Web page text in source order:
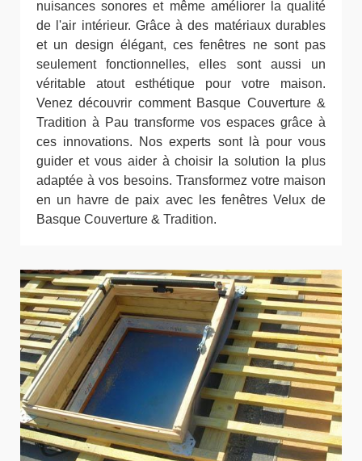
nuisances sonores et même améliorer la qualité
de l'air intérieur. Grâce à des matériaux durables
et un design élégant, ces fenêtres ne sont pas
seulement fonctionnelles, elles sont aussi un
véritable atout esthétique pour votre maison.
Venez découvrir comment Basque Couverture &
Tradition à Pau transforme vos espaces grâce à
ces innovations. Nos experts sont là pour vous
guider et vous aider à choisir la solution la plus
adaptée à vos besoins. Transformez votre maison
en un havre de paix avec les fenêtres Velux de
Basque Couverture & Tradition.